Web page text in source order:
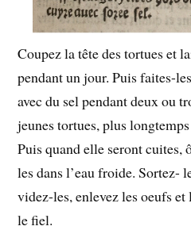
Coupez la tête des tortues et
pendant un jour. Puis faites-
avec du sel pendant deux ou
jeunes tortues, plus
Puis quand elle seront cuites,
les dans l’eau froide. Sortez-
videz-les, enlevez les oeufs
le fiel.